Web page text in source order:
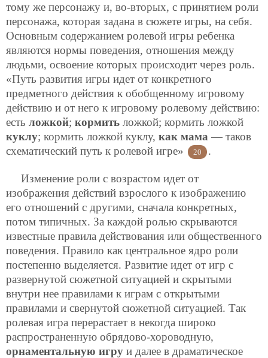
тому же персонажу и, во-вторых, с принятием роли
персонажа, которая задана в сюжете игры, на себя.
Основным содержанием ролевой игры ребенка
являются нормы поведения, отношения между
людьми, освоение которых происходит через роль.
«Путь развития игры идет от конкретного
предметного действия к обобщенному игровому
действию и от него к игровому ролевому действию:
есть ложкой; кормить ложкой; кормить ложкой
куклу; кормить ложкой куклу, как мама — таков
схематический путь к ролевой игре»
20 .
Изменение роли с возрастом идет от
изображения действий взрослого к изображению
его отношений с другими, сначала конкретных,
потом типичных. За каждой ролью скрываются
известные правила действования или общественного
поведения. Правило как центральное ядро роли
постепенно выделяется. Развитие идет от игр с
развернутой сюжетной ситуацией и скрытыми
внутри нее правилами к играм с открытыми
правилами и свернутой сюжетной ситуацией. Так
ролевая игра перерастает в некогда широко
распространенную обрядово-хороводную,
орнаментальную игру и далее в драматическое